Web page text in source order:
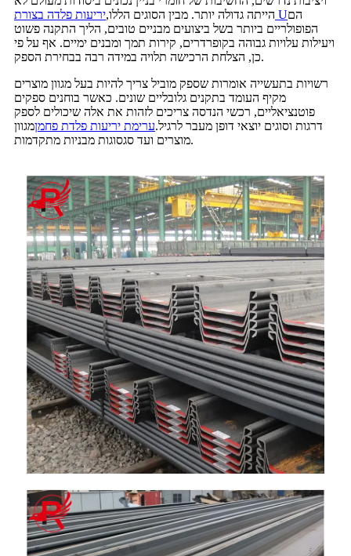
הייתה גדולה יותר. מבין הסוגים הללו, יריעות פלדה בצורת Uהם
הפופולריים ביותר בשל ביצועים מבניים טובים, הליך התקנה פשוט
ויעילות עלויות גבוהה בקופרדרים, קירות תמך ומבנים ימיים. אף על פי
כן, הצלחת הרכישה תלויה במידה רבה בבחירת הספק.
רשויות בתעשייה אומרות שספק מוביל צריך להיות בעל מגוון מוצרים
מקיף העומד בתקנים גלובליים שונים. כאשר בוחנים ספקים
פוטנציאליים, רכשי הנדסה צריכים לזהות את אלה שיכולים לספק
דרגות וסוגים יוצאי דופן מעבר לרגיל.ערימת יריעות פלדת פחמןמגוון
מוצרים ועד סגסוגות מבניות מתקדמות.